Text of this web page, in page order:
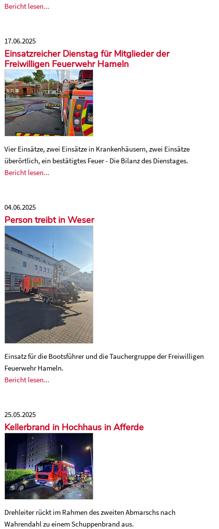
Bericht lesen...
17.06.2025
Einsatzreicher Dienstag für Mitglieder der
Freiwilligen Feuerwehr Hameln
Vier Einsätze, zwei Einsätze in Krankenhäusern, zwei Einsätze
überörtlich, ein bestätigtes Feuer - Die Bilanz des Dienstages.
Bericht lesen...
04.06.2025
Person treibt in Weser
Einsatz für die Bootsführer und die Tauchergruppe der Freiwilligen
Feuerwehr Hameln.
Bericht lesen...
25.05.2025
Kellerbrand in Hochhaus in Afferde
Drehleiter rückt im Rahmen des zweiten Abmarschs nach
Wahrendahl zu einem Schuppenbrand aus.